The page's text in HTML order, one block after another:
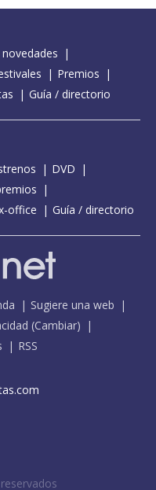
Premios
Guía / directorio
DVD
office Guía / directorio
Sugiere una web
(Cambiar)
RSS